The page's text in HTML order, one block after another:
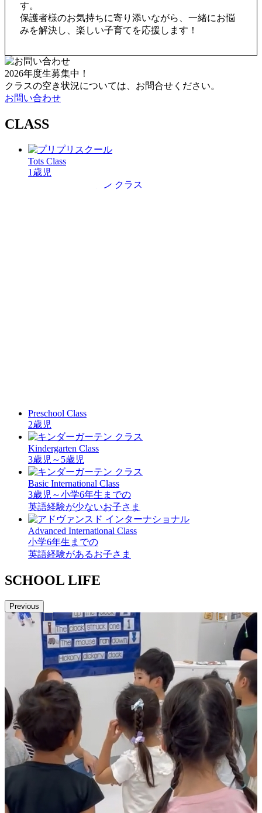
す。
保護者様のお気持ちに寄り添いながら、一緒にお悩
みを解決し、楽しい子育てを応援します！
2026年度生募集中！
クラスの空き状況については、お問合せください。
お問い合わせ
CLASS
Tots Class
1歳児
Preschool Class
2歳児
Kindergarten Class
3歳児～5歳児
Basic International Class
3歳児～小学6年生までの
英語経験が少ないお子さま
Advanced International Class
小学6年生までの
英語経験があるお子さま
SCHOOL LIFE
Previous